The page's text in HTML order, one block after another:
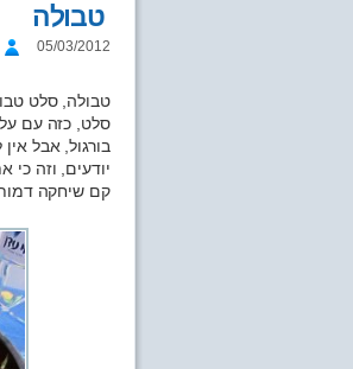
טבולה
05/03/2012
טבולה, סלט
סלט, כזה עם
בורגול, אבל
יודעים, וזה כי
קם שיחקה דמות